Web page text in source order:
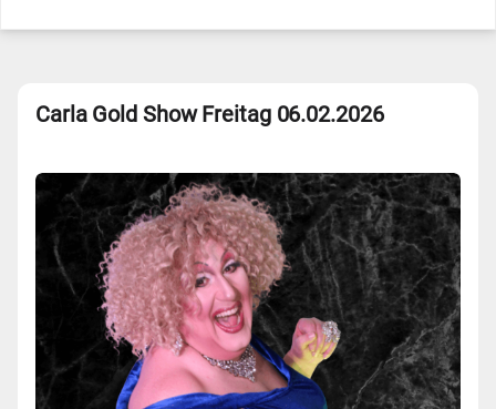
Carla Gold Show Freitag 06.02.2026